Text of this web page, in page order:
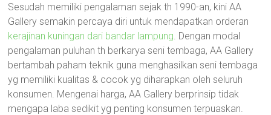
Sesudah memiliki pengalaman sejak th 1990-an, kini AA
Gallery semakin percaya diri untuk mendapatkan orderan
kerajinan kuningan dari bandar lampung. Dengan modal
pengalaman puluhan th berkarya seni tembaga, AA Gallery
bertambah paham teknik guna menghasilkan seni tembaga
yg memiliki kualitas & cocok yg diharapkan oleh seluruh
konsumen. Mengenai harga, AA Gallery berprinsip tidak
mengapa laba sedikit yg penting konsumen terpuaskan.